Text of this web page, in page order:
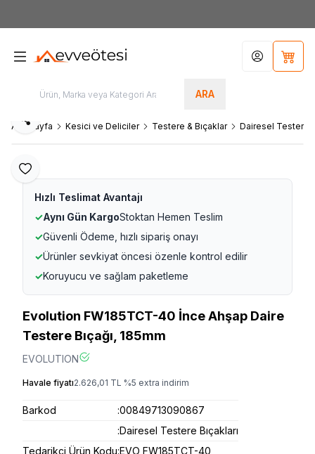
ARA
Hesabım
Ana Sayfa Kesici ve Deliciler Testere & Bıçaklar Dairesel Testere
Favoriye Ekle
Paylaş
Hızlı Teslimat Avantajı
✓Aynı Gün KargoStoktan Hemen Teslim
✓Güvenli Ödeme, hızlı sipariş onayı
✓Ürünler sevkiyat öncesi özenle kontrol edilir
✓Koruyucu ve sağlam paketleme
Evolution FW185TCT-40 İnce Ahşap Daire
Testere Bıçağı, 185mm
EVOLUTION
Havale fiyatı2.626,01 TL %5 extra indirim
Barkod :00849713090867
:Dairesel Testere Bıçakları
Tedarikçi Ürün Kodu:EVO FW185TCT-40